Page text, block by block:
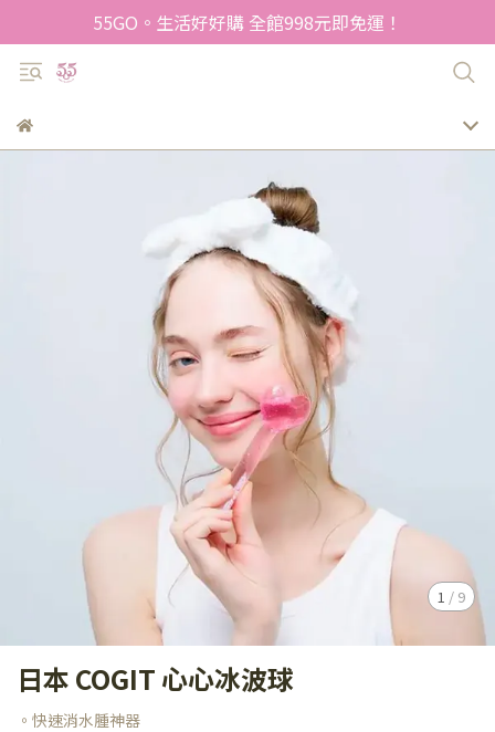
55GO。生活好好購 全館998元即免運！
1 / 9
日本 COGIT 心心冰波球
。快速消水腫神器